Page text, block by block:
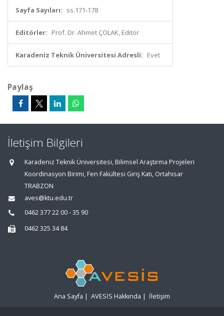
Sayfa Sayıları: ss.171-178
Editörler: Prof. Dr. Ahmet ÇOLAK, Editör
Karadeniz Teknik Üniversitesi Adresli: Evet
Paylaş
İletişim Bilgileri
Karadeniz Teknik Üniversitesi, Bilimsel Araştırma Projeleri
Koordinasyon Birimi, Fen Fakültesi Giriş Katı, Ortahisar
TRABZON
aves@ktu.edu.tr
0462 377 22 00 - 35 90
0462 325 34 84
Ana Sayfa | AVESİS Hakkında | İletişim